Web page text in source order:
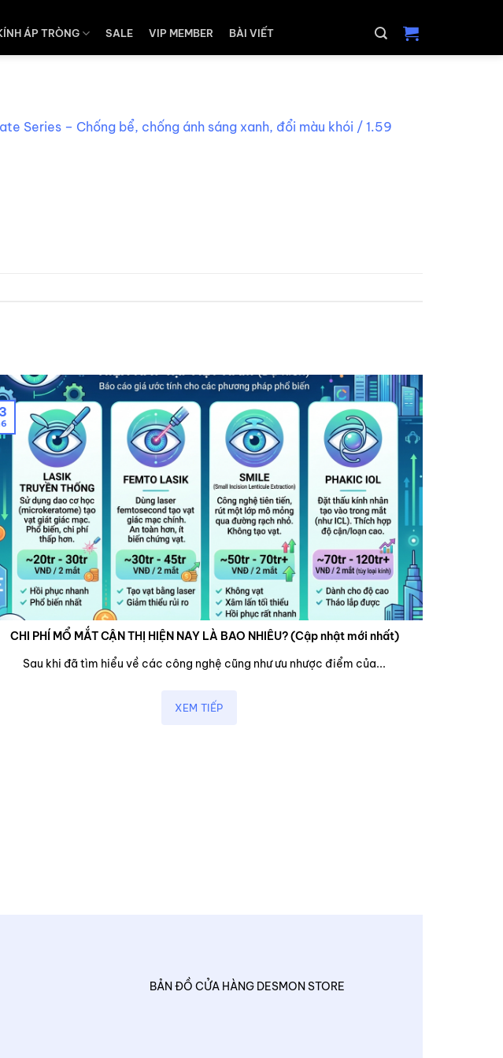
ÁP TRÒNG SALE VIP MEMBER BÀI VIẾT
Series – Chống bể, chống ánh sáng xanh, đổi màu khói / 1.59
CHI PHÍ MỔ MẮT CẬN THỊ HIỆN NAY LÀ BAO NHIÊU? (Cập nhật mới nhất)
Sau khi đã tìm hiểu về các công nghệ cũng như ưu nhược điểm của...
XEM TIẾP
BẢN ĐỒ CỬA HÀNG DESMON STORE